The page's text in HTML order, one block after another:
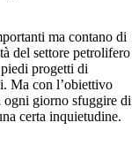
ma contano di
del settore petrolifero
progetti di
Ma con l’obiettivo
ogni giorno sfuggire di
certa inquietudine.